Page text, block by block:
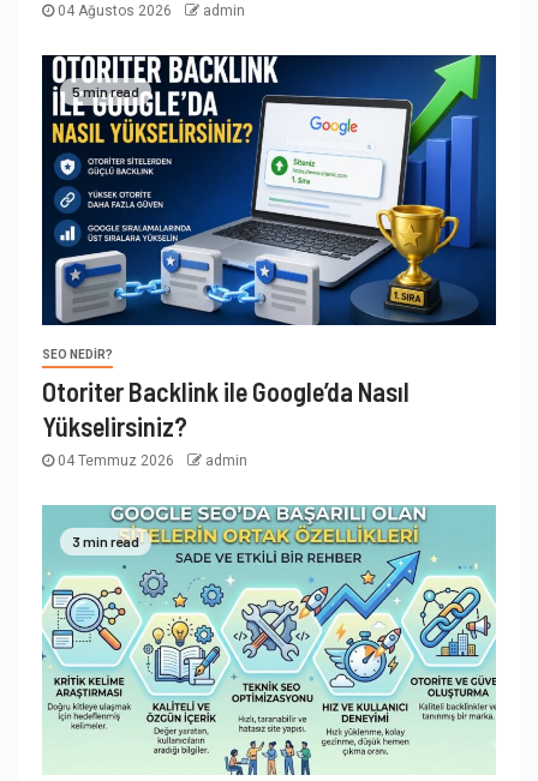
04 Ağustos 2026 admin
5 min read
SEO NEDIR?
Otoriter Backlink ile Google’da Nasıl
Yükselirsiniz?
04 Temmuz 2026 admin
3 min read